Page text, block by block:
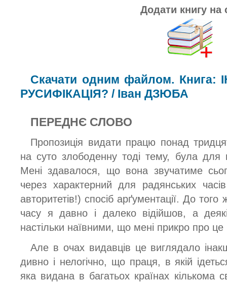
Додати книгу на
Скачати одним файлом. Книга:
РУСИФІКАЦІЯ? / Іван ДЗЮБА
ПЕРЕДНЄ СЛОВО
Пропозиція видати працю понад
на суто злободенну тоді тему, була для
Мені здавалося, що вона звучатиме
через характерний для радянських
авторитетів!) спосіб арґументації. До того
часу я давно і далеко відійшов, а
настільки наївними, що мені прикро про це
Але в очах видавців це виглядало
дивно і нелогічно, що праця, в якій
яка видана в багатьох країнах кількома